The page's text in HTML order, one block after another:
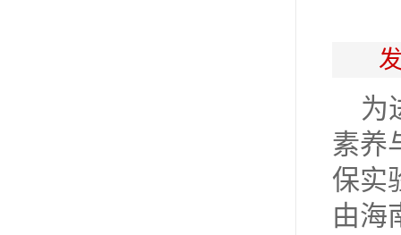
为
素养
保实
由海